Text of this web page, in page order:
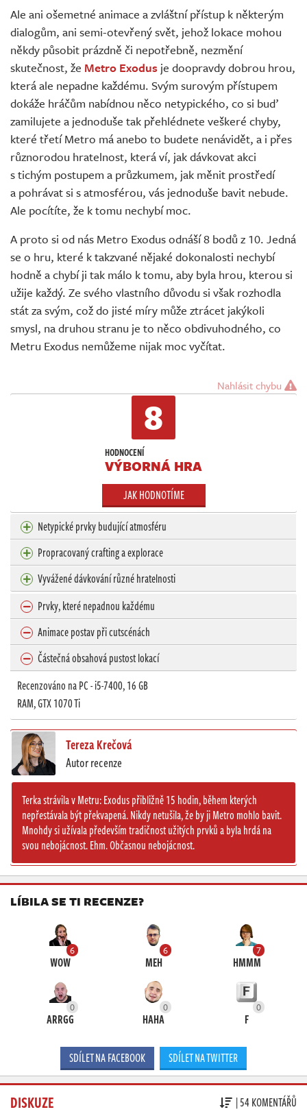
Ale ani ošemetné animace a zvláštní přístup k některým
dialogům, ani semi-otevřený svět, jehož lokace mohou
někdy působit prázdně či nepotřebně, nezmění
skutečnost, že Metro Exodus je doopravdy dobrou hrou,
která ale nepadne každému. Svým surovým přístupem
dokáže hráčům nabídnou něco netypického, co si buď
zamilujete a jednoduše tak přehlédnete veškeré chyby,
které třetí Metro má anebo to budete nenávidět, a i přes
různorodou hratelnost, která ví, jak dávkovat akci
s tichým postupem a průzkumem, jak měnit prostředí
a pohrávat si s atmosférou, vás jednoduše bavit nebude.
Ale pocítíte, že k tomu nechybí moc.
A proto si od nás Metro Exodus odnáší 8 bodů z 10. Jedná
se o hru, které k takzvané nějaké dokonalosti nechybí
hodně a chybí ji tak málo k tomu, aby byla hrou, kterou si
užije každý. Ze svého vlastního důvodu si však rozhodla
stát za svým, což do jisté míry může ztrácet jakýkoli
smysl, na druhou stranu je to něco obdivuhodného, co
Metru Exodus nemůžeme nijak moc vyčítat.
Nahlásit chybu
8
HODNOCENÍ
VÝBORNÁ HRA
JAK HODNOTÍME
Netypické prvky budující atmosféru
Propracovaný crafting a explorace
Vyvážené dávkování různé hratelnosti
Prvky, které nepadnou každému
Animace postav při cutscénách
Částečná obsahová pustost lokací
Recenzováno na PC - i5-7400, 16 GB
RAM, GTX 1070 Ti
Tereza Krečová
Autor recenze
Terka strávila v Metru: Exodus přibližně 15 hodin, během kterých
nepřestávala být překvapená. Nikdy netušila, že by ji Metro mohlo bavit.
Mnohdy si užívala především tradičnost užitých prvků a byla hrdá na
svou nebojácnost. Ehm. Občasnou nebojácnost.
LÍBILA SE TI RECENZE?
6
WOW
6
MEH
7
HMMM
0
ARRGG
0
HAHA
0
F
SDÍLET NA FACEBOOK SDÍLET NA TWITTER
DISKUZE | 54 KOMENTÁŘŮ